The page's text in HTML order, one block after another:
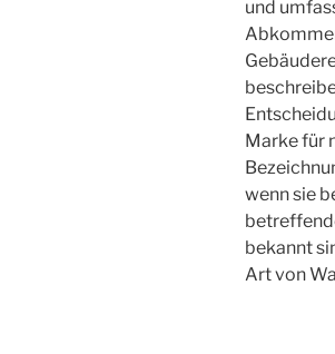
und
Marke für
wenn sie
bekannt
Art von